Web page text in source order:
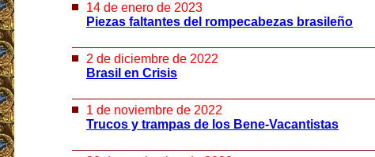
14 de enero de 2023
Piezas faltantes del rompecabezas brasileño
2 de diciembre de 2022
Brasil en Crisis
1 de noviembre de 2022
Trucos y trampas de los Bene-Vacantistas